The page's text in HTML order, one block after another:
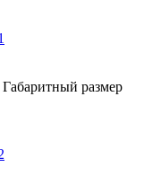
Габаритный размер